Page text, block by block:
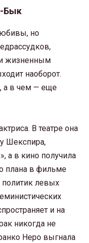
Бык
но
и жизненным
наоборот.
а в чем — еще
В театре она
Шекспира,
а в кино получила
плана в фильме
левых
и на
никогда не
Неро выгнала